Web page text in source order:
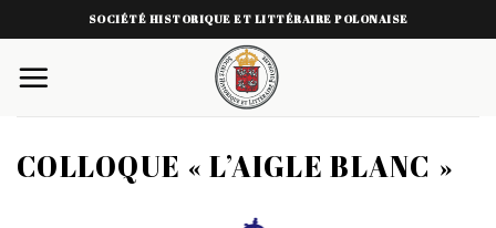
to
content
SOCIÉTÉ HISTORIQUE ET LITTÉRAIRE POLONAISE
COLLOQUE « L’AIGLE BLANC »